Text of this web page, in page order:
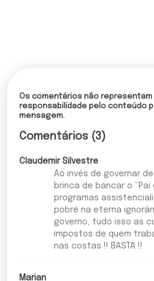
Os comentários não representam
responsabilidade pelo conteúdo
mensagem.
Comentários (3)
Claudemir Silvestre
Ao invés de governar
brinca de bancar o “Pai
programas
pobré na eterna
governo, tudo isso as
impostos de quem
nas costas !! BASTA !!
Marian